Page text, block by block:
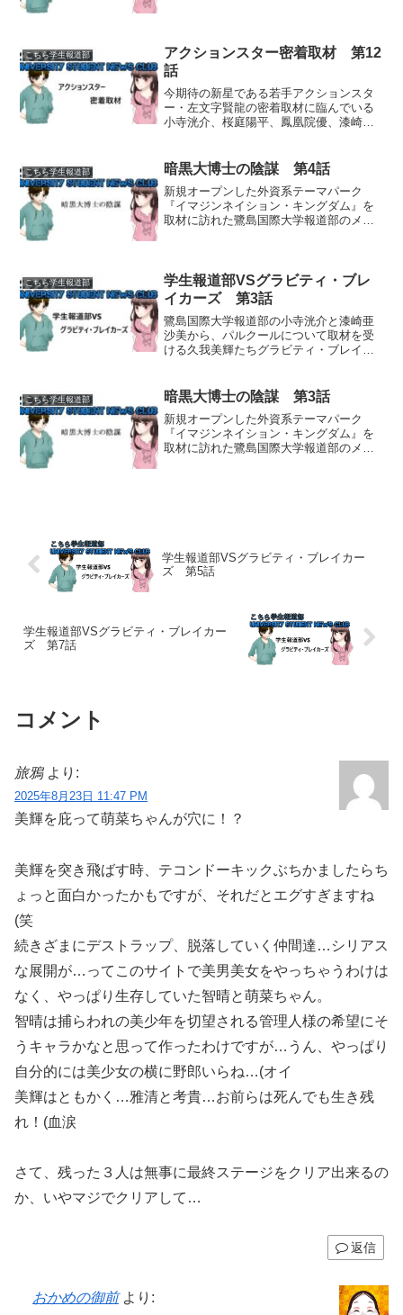
名が人質に取られる事件...
こちら学生報道部
アクションスター密着取材 第12
話
今期待の新星である若手アクションスタ
ー・左文字賢龍の密着取材に臨んでいる
小寺洸介、桜庭陽平、鳳凰院優、漆崎亜
の話から、賢龍が何者かに脅迫されてい
ることを知る。そして洸...
こちら学生報道部 暗黒大博士の陰謀 第4話
新規オープンした外資系テーマパーク
『イマジンネイション・キングダム』を
取材に訪れた鷺島国際大学報道部のメン
ていた鳳凰院優とはぐれてし...
こちら学生報道部
学生報道部VSグラビティ・ブレ
イカーズ 第3話
鷺島国際大学報道部の小寺洸介と漆崎亜
沙美から、パルクールについて取材を受
ける久我美輝たちグラビティ・ブレイカ
取られたグラビティ・ブレイカーズは闇
パルクールへの出場を強要...
こちら学生報道部 暗黒大博士の陰謀 第3話
新規オープンした外資系テーマパーク
『イマジンネイション・キングダム』を
取材に訪れた鷺島国際大学報道部のメン
学生報道部VSグラビティ・ブレイカー
ズ 第5話
学生報道部VSグラビティ・ブレイカー
ズ 第7話
コメント
旅鴉 より:
2025年8月23日 11:47 PM
美輝を庇って萌菜ちゃんが穴に！？
美輝を突き飛ばす時、テコンドーキックぶちかましたらち
ょっと面白かったかもですが、それだとエグすぎますね
(笑
続きざまにデストラップ、脱落していく仲間達…シリアス
な展開が…ってこのサイトで美男美女をやっちゃうわけは
なく、やっぱり生存していた智晴と萌菜ちゃん。
智晴は捕らわれの美少年を切望される管理人様の希望にそ
うキャラかなと思って作ったわけですが…うん、やっぱり
自分的には美少女の横に野郎いらね…(オイ
美輝はともかく…雅清と考貴…お前らは死んでも生き残
れ！(血涙
さて、残った３人は無事に最終ステージをクリア出来るの
か、いやマジでクリアして…
返信
おかめの御前 より: